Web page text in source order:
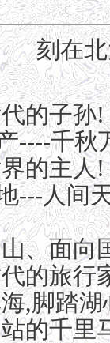
刻在
的子孙!
----千秋
的主人!
---人间
、面向
的旅行
,脚踏湖
的千里